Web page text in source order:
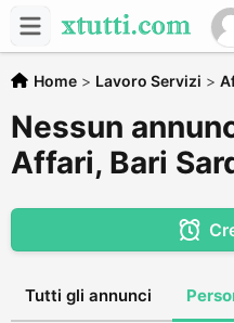
Home > Lavoro Servizi >
Nessun
Affari, Bari
Tutti gli annunci